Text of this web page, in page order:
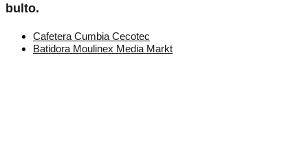
bulto.
Cafetera Cumbia Cecotec
Batidora Moulinex Media Markt